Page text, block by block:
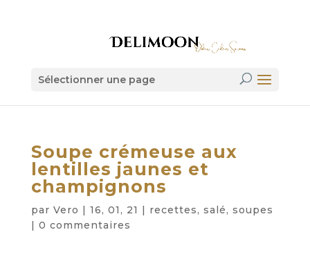
Sélectionner une page
Soupe crémeuse aux
lentilles jaunes et
champignons
par Vero | 16, 01, 21 | recettes, salé, soupes
| 0 commentaires